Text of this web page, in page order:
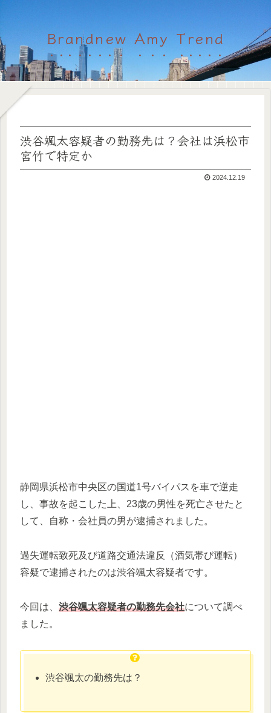
Brandnew Amy Trend
渋谷颯太容疑者の勤務先は？会社は浜松市
宮竹で特定か
2024.12.19
静岡県浜松市中央区の国道1号バイパスを車で逆走
し、事故を起こした上、23歳の男性を死亡させたと
して、自称・会社員の男が逮捕されました。
過失運転致死及び道路交通法違反（酒気帯び運転）
容疑で逮捕されたのは渋谷颯太容疑者です。
今回は、 渋谷颯太容疑者の勤務先会社について調べ
ました。
渋谷颯太の勤務先は？